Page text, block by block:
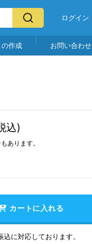
ログイン
作成 お問い合わせ
込)
あります。
カートに入れる
に対応しております。